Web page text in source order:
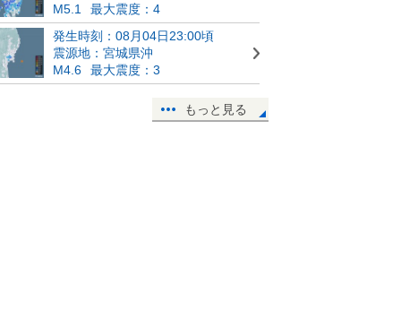
M5.1
最大震度：4
発生時刻：08月04日23:00頃
震源地：宮城県沖
M4.6
最大震度：3
もっと見る